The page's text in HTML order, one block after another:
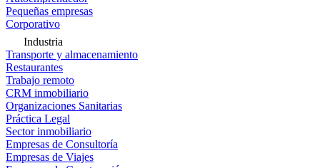
Pequeñas empresas
Corporativo
Industria
Transporte y almacenamiento
Restaurantes
Trabajo remoto
CRM inmobiliario
Organizaciones Sanitarias
Práctica Legal
Sector inmobiliario
Empresas de Consultoría
Empresas de Viajes